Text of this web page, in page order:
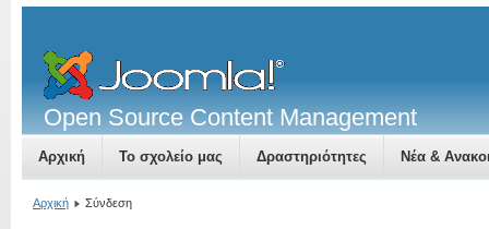
Open Source Content Management
Αρχική Το σχολείο μας Δραστηριότητες Νέα &
Αρχική Σύνδεση